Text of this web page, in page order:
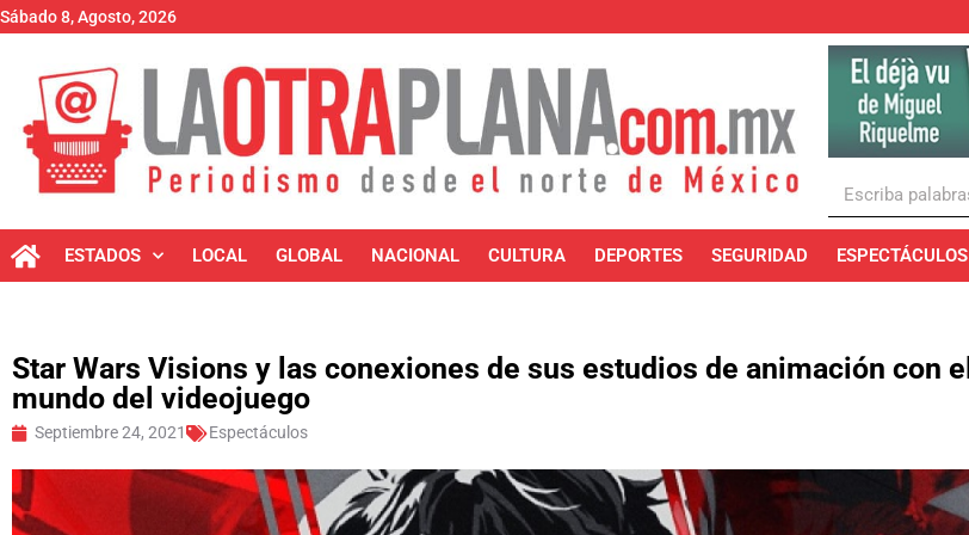
Sábado 8, Agosto, 2026
ESTADOS LOCAL GLOBAL NACIONAL CULTURA DEPORTES SEGURIDAD ESPECTÁCULOS
Star Wars Visions y las conexiones de sus estudios de animación con el
mundo del videojuego
Septiembre 24, 2021 Espectáculos